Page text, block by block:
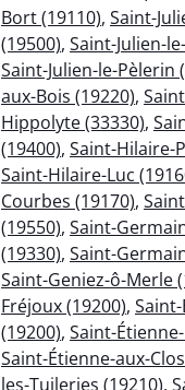
Bort (19110), Saint-
(19500), Saint-Julien-
Saint-Julien-le-Pèlerin
aux-Bois (19220),
Hippolyte (33330),
(19400), Saint-Hilaire-
Saint-Hilaire-Luc
Courbes (19170),
(19550), Saint-
(19330), Saint-
Saint-Geniez-ô-Merle
Fréjoux (19200),
(19200), Saint-
Saint-Étienne-aux-
les-Tuileries (19210),